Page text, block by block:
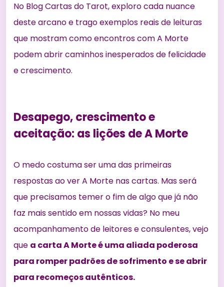
No Blog Cartas do Tarot, exploro cada nuance
deste arcano e trago exemplos reais de leituras
que mostram como encontros com A Morte
podem abrir caminhos inesperados de felicidade
e crescimento.
Desapego, crescimento e
aceitação: as lições de A Morte
O medo costuma ser uma das primeiras
respostas ao ver A Morte nas cartas. Mas será
que precisamos temer o fim de algo que já não
faz mais sentido em nossas vidas? No meu
acompanhamento de leitores e consulentes, vejo
que a carta A Morte é uma aliada poderosa
para romper padrões de sofrimento e se abrir
para recomeços autênticos.